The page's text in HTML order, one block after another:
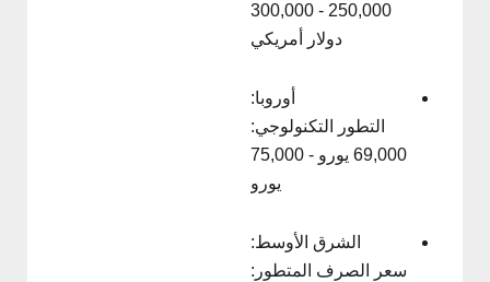
250,000 - 300,000
دولار أمريكي
أوروبا:
التطور التكنولوجي:
69,000 يورو - 75,000
الشرق الأوسط:
سعر الصرف المتطور: